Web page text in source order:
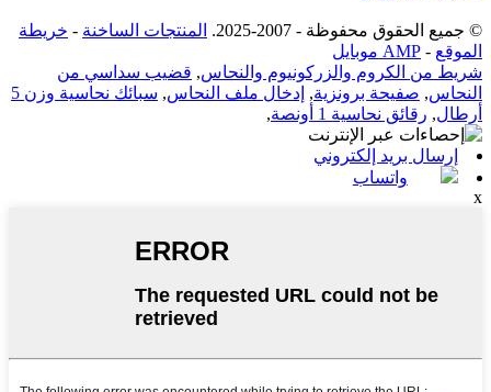
© جميع الحقوق محفوظة - 2007-2025. المنتجات الساخنة - خريطة
الموقع - AMP موبايل
شريط من الكروم والزركونيوم والنحاس, قضيب سداسي من
النحاس, صفيحة برونزية, إدخال ملف النحاس,
سبائك نحاسية وزن 5
أرطال, رقائق نحاسية 1 أونصة ,
إرسال بريد إلكتروني
واتساب
x